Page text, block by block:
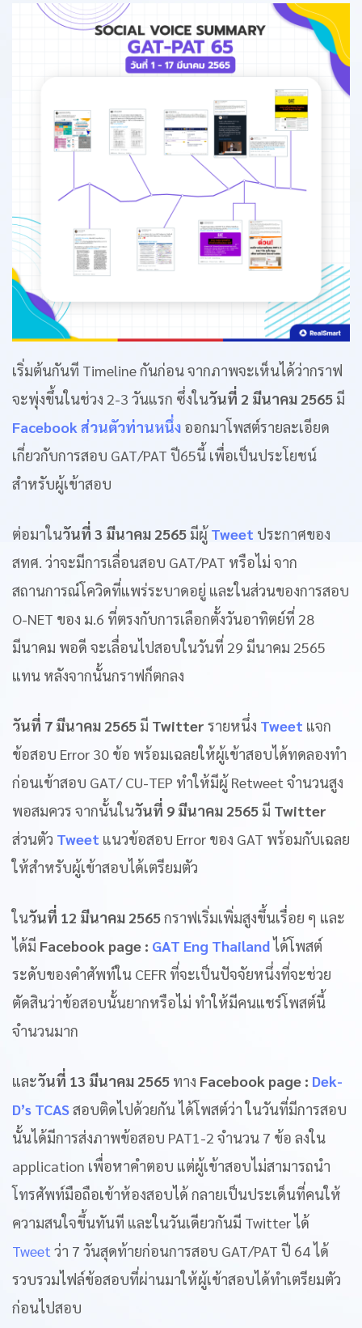
เริ่มต้นกันที Timeline กันก่อน จากภาพจะเห็นได้ว่ากราฟ
จะพุ่งขึ้นในช่วง 2-3 วันแรก ซึ่งในวันที่ 2 มีนาคม 2565 มี
Facebook ส่วนตัวท่านหนึ่ง ออกมาโพสต์รายละเอียด
เกี่ยวกับการสอบ GAT/PAT ปี65นี้ เพื่อเป็นประโยชน์
สำหรับผู้เข้าสอบ
ต่อมาในวันที่ 3 มีนาคม 2565 มีผู้ Tweet ประกาศของ
สทศ. ว่าจะมีการเลื่อนสอบ GAT/PAT หรือไม่ จาก
สถานการณ์โควิดที่แพร่ระบาดอยู่ และในส่วนของการสอบ
O-NET ของ ม.6 ที่ตรงกับการเลือกตั้งวันอาทิตย์ที่ 28
มีนาคม พอดี จะเลื่อนไปสอบในวันที่ 29 มีนาคม 2565
แทน หลังจากนั้นกราฟก็ตกลง
วันที่ 7 มีนาคม 2565 มี Twitter รายหนึ่ง Tweet แจก
ข้อสอบ Error 30 ข้อ พร้อมเฉลยให้ผู้เข้าสอบได้ทดลองทำ
ก่อนเข้าสอบ GAT/ CU-TEP ทำให้มีผู้ Retweet จำนวนสูง
พอสมควร จากนั้นในวันที่ 9 มีนาคม 2565 มี Twitter
ส่วนตัว Tweet แนวข้อสอบ Error ของ GAT พร้อมกับเฉลย
ให้สำหรับผู้เข้าสอบได้เตรียมตัว
ในวันที่ 12 มีนาคม 2565กราฟเริ่มเพิ่มสูงขึ้นเรื่อย ๆ และ
ได้มี Facebook page : GAT Eng Thailandได้โพสต์
ระดับของคำศัพท์ใน CEFR ที่จะเป็นปัจจัยหนึ่งที่จะช่วย
ตัดสินว่าข้อสอบนั้นยากหรือไม่ ทำให้มีคนแชร์โพสต์นี้
จำนวนมาก
และวันที่ 13 มีนาคม 2565 ทาง Facebook page : Dek-
D’s TCASสอบติดไปด้วยกัน ได้โพสต์ว่า ในวันที่มีการสอบ
นั้นได้มีการส่งภาพข้อสอบ PAT1-2 จำนวน 7 ข้อ ลงใน
application เพื่อหาคำตอบ แต่ผู้เข้าสอบไม่สามารถนำ
โทรศัพท์มือถือเข้าห้องสอบได้ กลายเป็นประเด็นที่คนให้
ความสนใจขึ้นทันที และในวันเดียวกันมี Twitter ได้
Tweet ว่า 7 วันสุดท้ายก่อนการสอบ GAT/PAT ปี 64 ได้
รวบรวมไฟล์ข้อสอบที่ผ่านมาให้ผู้เข้าสอบได้ทำเตรียมตัว
ก่อนไปสอบ